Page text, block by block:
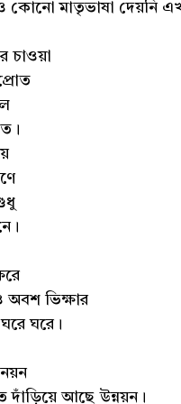
মাতৃভাষা দেয়নি
চাওয়া
ভিক্ষার
ঘরে।
দাঁড়িয়ে আছে উন্নয়ন।